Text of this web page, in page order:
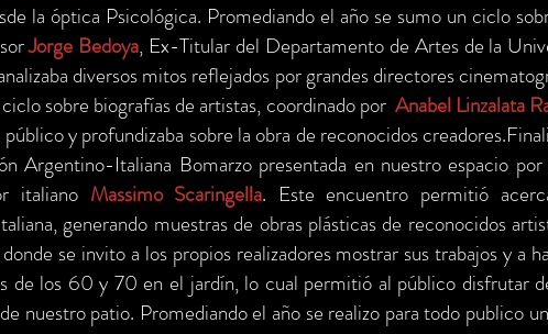
la óptica Psicológica. Promediando el año se sumo un ciclo
Jorge Bedoya, Ex-Titular del Departamento de Artes de la
diversos mitos reflejados por grandes directores
sobre biografías de artistas, coordinado por Anabel Linzalata
y profundizaba sobre la obra de reconocidos
Argentino-Italiana Bomarzo presentada en nuestro espacio
italiano Massimo Scaringella. Este encuentro permitió
generando muestras de obras plásticas de reconocidos
se invito a los propios realizadores mostrar sus trabajos y a
de los 60 y 70 en el jardín, lo cual permitió al público disfrutar
nuestro patio. Promediando el año se realizo para todo publico